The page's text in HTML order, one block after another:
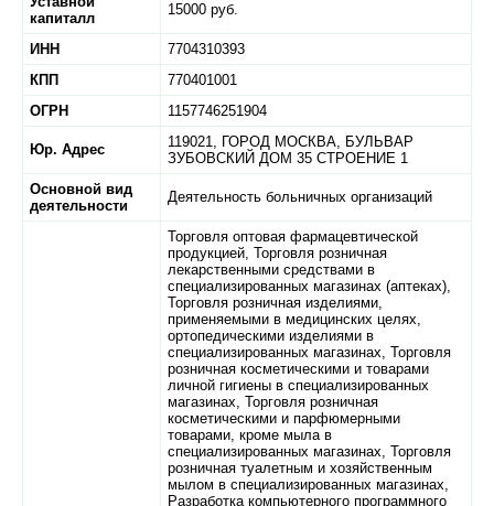
капиталл
15000 руб.
ИНН
7704310393
КПП
770401001
ОГРН
1157746251904
Юр. Адрес 119021, ГОРОД МОСКВА, БУЛЬВАР
ЗУБОВСКИЙ ДОМ 35 СТРОЕНИЕ 1
Основной вид
деятельности
Деятельность больничных организаций
Торговля оптовая фармацевтической
продукцией, Торговля розничная
лекарственными средствами в
специализированных магазинах (аптеках),
Торговля розничная изделиями,
применяемыми в медицинских целях,
ортопедическими изделиями в
специализированных магазинах, Торговля
розничная косметическими и товарами
личной гигиены в специализированных
магазинах, Торговля розничная
косметическими и парфюмерными
товарами, кроме мыла в
специализированных магазинах, Торговля
розничная туалетным и хозяйственным
мылом в специализированных магазинах,
Разработка компьютерного программного